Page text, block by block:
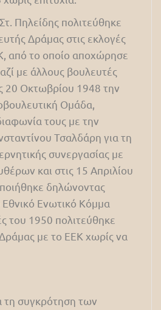
Πηλείδης πολιτεύθηκε
Δράμας στις εκλογές
από το οποίο αποχώρησε
με άλλους βουλευτές
20 Οκτωβρίου 1948 την
Ομάδα,
τους με την
Τσαλδάρη για τη
συνεργασίας με
και στις 15 Απριλίου
δηλώνοντας
Ενωτικό Κόμμα
του 1950 πολιτεύθηκε
με το ΕΕΚ χωρίς να
τη συγκρότηση των